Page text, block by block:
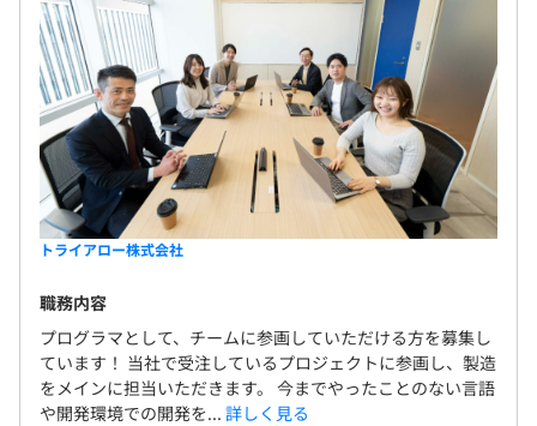
トライアロー株式会社
職務内容
プログラマとして、チームに参画していただける方を募集し
ています！ 当社で受注しているプロジェクトに参画し、製造
をメインに担当いただきます。 今までやったことのない言語
や開発環境での開発を... 詳しく見る